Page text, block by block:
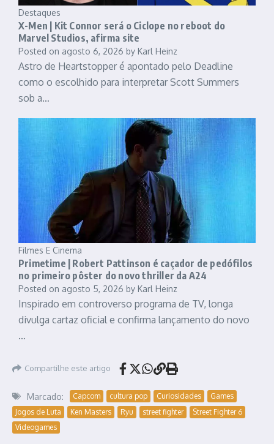
Destaques
X-Men | Kit Connor será o Ciclope no reboot do
Marvel Studios, afirma site
Posted on agosto 6, 2026 by Karl Heinz
Astro de Heartstopper é apontado pelo Deadline
como o escolhido para interpretar Scott Summers
sob a…
Filmes E Cinema
Primetime | Robert Pattinson é caçador de pedófilos
no primeiro pôster do novo thriller da A24
Posted on agosto 5, 2026 by Karl Heinz
Inspirado em controverso programa de TV, longa
divulga cartaz oficial e confirma lançamento do novo
…
Compartilhe este artigo
Marcado: Capcom cultura pop Curiosidades
Games
Jogos de Luta
Ken Masters Ryu street fighter
Street Fighter 6
Videogames